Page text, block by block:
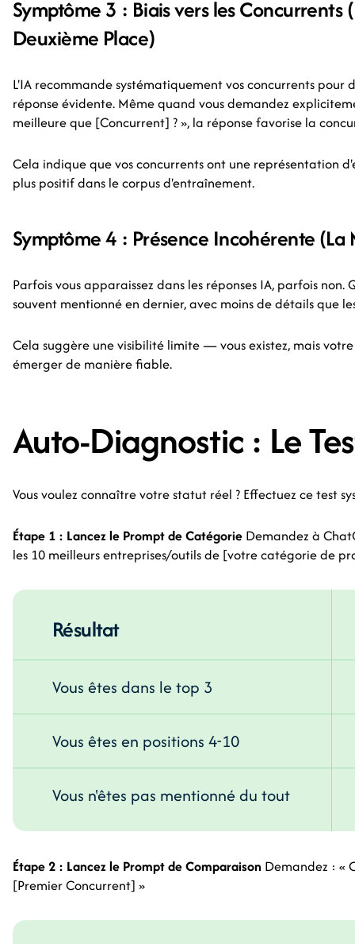
Symptôme 3 : Biais vers les Concurrents
Deuxième Place)
L'IA recommande systématiquement vos concurrents pour
réponse évidente. Même quand vous demandez
meilleure que [Concurrent] ? », la réponse favorise la
Cela indique que vos concurrents ont une représentation
plus positif dans le corpus d'entraînement.
Symptôme 4 : Présence Incohérente
Parfois vous apparaissez dans les réponses IA, parfois non.
souvent mentionné en dernier, avec moins de détails que
Cela suggère une visibilité limite — vous existez, mais
émerger de manière fiable.
Auto-Diagnostic : Le
Vous voulez connaître votre statut réel ? Effectuez ce test
Étape 1 : Lancez le Prompt de Catégorie Demandez à
les 10 meilleurs entreprises/outils de [votre catégorie de
Résultat
Vous êtes dans le top 3
Vous êtes en positions 4-10
Vous n'êtes pas mentionné du tout
Étape 2 : Lancez le Prompt de Comparaison Demandez : «
[Premier Concurrent] »